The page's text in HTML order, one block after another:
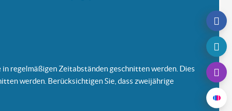
regelmäßigen Zeitabständen geschnitten werden. Dies
werden. Berücksichtigen Sie, dass zweijährige